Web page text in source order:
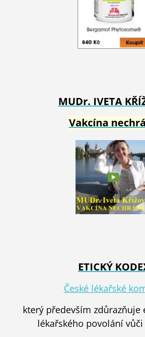
MUDr. IVETA
Vakcína
ETICKÝ
České lékařské
který především zdůrazňuje
lékařského povolání